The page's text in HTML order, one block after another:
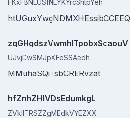
FKxFBNLUSfNLYKYrcShtpYeh
htUGuxYwgNDMXHEssibCCEEQ
zqGHgdszVwmhlTpobxScaouV
UJvjDwSMJpXFeSSAedh
MMuhaSQiTsbCRERvzat
hfZnhZHIVDsEdumkgL
ZVkllTRSZZgMEdkVYEZXX